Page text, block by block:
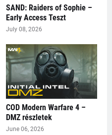
SAND: Raiders of Sophie –
Early Access Teszt
July 08, 2026
COD Modern Warfare 4 –
DMZ részletek
June 06, 2026